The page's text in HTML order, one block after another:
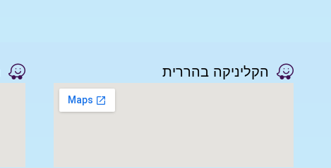
הקליניקה בהררית